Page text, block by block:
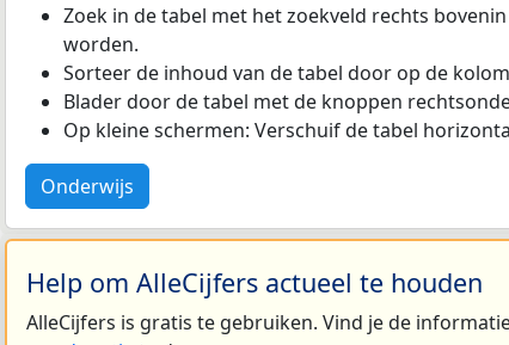
Zoek in de tabel met het zoekveld rechts
worden.
Sorteer de inhoud van de tabel door op de
Blader door de tabel met de knoppen
Op kleine schermen: Verschuif de tabel
Onderwijs
Help om AlleCijfers actueel te houden
AlleCijfers is gratis te gebruiken. Vind je de